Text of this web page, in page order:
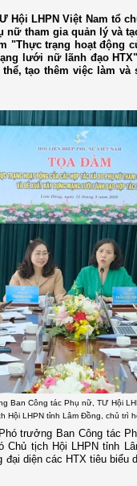
Hội LHPN Việt Nam tổ
nữ tham gia quản lý và
"Thực trạng hoạt động
lưới nữ lãnh đạo
tạo thêm việc làm
Ban Công tác Phụ nữ, TƯ Hội
Hội LHPN tỉnh Lâm Đồng, chủ trì
trưởng Ban Công tác
Chủ tịch Hội LHPN tỉnh
diện các HTX tiêu biểu